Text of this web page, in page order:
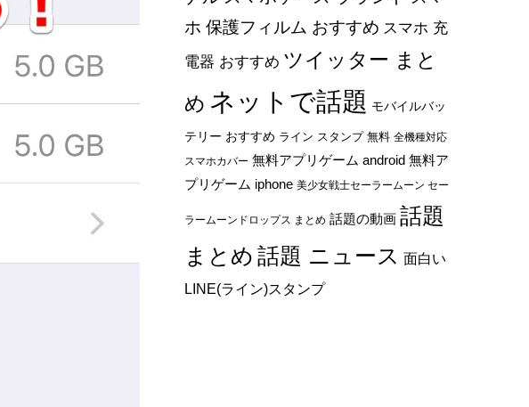
ホ 保護フィルム おすすめ スマホ 充
電器 おすすめ ツイッター まと
め ネットで話題 モバイルバッ
テリー おすすめ ライン スタンプ 無料 全機種対応
スマホカバー 無料アプリゲーム android 無料ア
プリゲーム iphone 美少女戦士セーラームーン セー
ラームーンドロップス まとめ 話題の動画 話題
まとめ 話題 ニュース 面白い
LINE(ライン)スタンプ